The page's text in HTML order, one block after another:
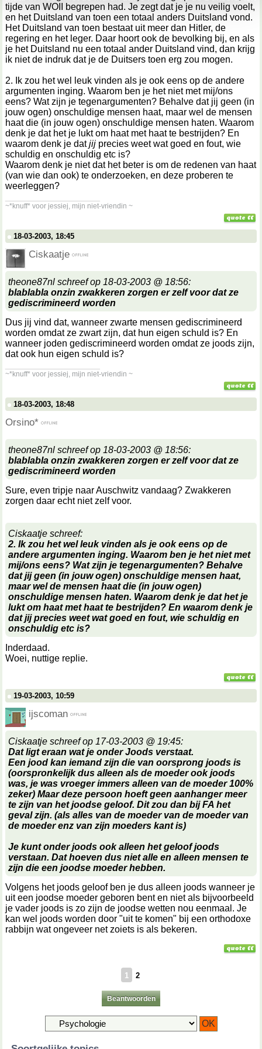
tijde van WOII begrepen had. Je zegt dat je je nu veilig voelt,
en het Duitsland van toen een totaal anders Duitsland vond.
Het Duitsland van toen bestaat uit meer dan Hitler, de
regering en het leger. Daar hoort ook de bevolking bij, en als
je het Duitsland nu een totaal ander Duitsland vind, dan krijg
ik niet de indruk dat je de Duitsers toen erg zou mogen.
2. Ik zou het wel leuk vinden als je ook eens op de andere
argumenten inging. Waarom ben je het niet met mij/ons
eens? Wat zijn je tegenargumenten? Behalve dat jij geen (in
jouw ogen) onschuldige mensen haat, maar wel de mensen
haat die (in jouw ogen) onschuldige mensen haten. Waarom
denk je dat het je lukt om haat met haat te bestrijden? En
waarom denk je datjij precies weet wat goed en fout, wie
schuldig en onschuldig etc is?
Waarom denk je niet dat het beter is om de redenen van haat
(van wie dan ook) te onderzoeken, en deze proberen te
weerleggen?
~*knuff* voor jessiej, mijn niet-vriendin ~
18-03-2003, 18:45
Ciskaatje
theone87nl schreef op 18-03-2003 @ 18:56:
blablabla onzin zwakkeren zorgen er zelf voor dat ze
gediscrimineerd worden
Dus jij vind dat, wanneer zwarte mensen gediscrimineerd
worden omdat ze zwart zijn, dat hun eigen schuld is? En
wanneer joden gediscrimineerd worden omdat ze joods zijn,
dat ook hun eigen schuld is?
~*knuff* voor jessiej, mijn niet-vriendin ~
18-03-2003, 18:48
Orsino*
theone87nl schreef op 18-03-2003 @ 18:56:
blablabla onzin zwakkeren zorgen er zelf voor dat ze
gediscrimineerd worden
Sure, even tripje naar Auschwitz vandaag? Zwakkeren
zorgen daar echt niet zelf voor.
Ciskaatje schreef:
2. Ik zou het wel leuk vinden als je ook eens op de
andere argumenten inging. Waarom ben je het niet met
mij/ons eens? Wat zijn je tegenargumenten? Behalve
dat jij geen (in jouw ogen) onschuldige mensen haat,
maar wel de mensen haat die (in jouw ogen)
onschuldige mensen haten. Waarom denk je dat het je
lukt om haat met haat te bestrijden? En waarom denk je
dat jij precies weet wat goed en fout, wie schuldig en
onschuldig etc is?
Inderdaad.
Woei, nuttige replie.
19-03-2003, 10:59
ijscoman
Ciskaatje schreef op 17-03-2003 @ 19:45:
Dat ligt eraan wat je onder Joods verstaat.
Een jood kan iemand zijn die van oorsprong joods is
(oorspronkelijk dus alleen als de moeder ook joods
was, je was vroeger immers alleen van de moeder 100%
zeker) Maar deze persoon hoeft geen aanhanger meer
te zijn van het joodse geloof. Dit zou dan bij FA het
geval zijn. (als alles van de moeder van de moeder van
de moeder enz van zijn moeders kant is)
Je kunt onder joods ook alleen het geloof joods
verstaan. Dat hoeven dus nietalle en alleen mensen te
zijn die een joodse moeder hebben.
Volgens het joods geloof ben je dus alleen joods wanneer je
uit een joodse moeder geboren bent en niet als bijvoorbeeld
je vader joods is zo zijn de joodse wetten nou eenmaal. Je
kan wel joods worden door "uit te komen" bij een orthodoxe
rabbijn wat ongeveer net zoiets is als bekeren.
1 2
Beantwoorden